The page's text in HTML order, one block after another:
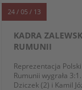
24 / 05 / 13
KADRA
RUMUNII
Reprezentacja
Rumunii wygrała
Dziczek (2) i Kamil